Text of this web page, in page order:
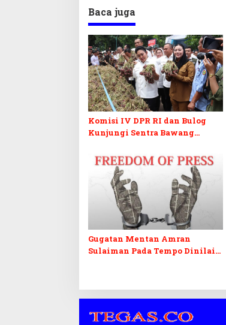
Baca juga
Komisi IV DPR RI dan Bulog
Kunjungi Sentra Bawang
Ekspor
Gugatan Mentan Amran
Sulaiman Pada Tempo Dinilai